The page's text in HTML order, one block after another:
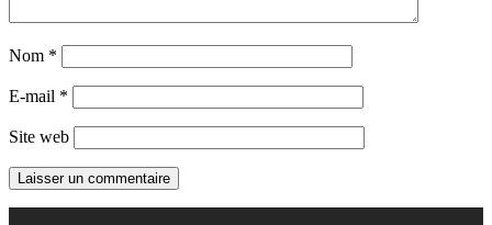
Nom *
E-mail *
Site web